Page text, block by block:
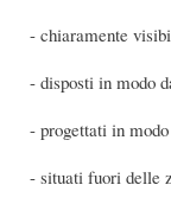
- chiaramente
- disposti in modo
- progettati in
- situati fuori delle